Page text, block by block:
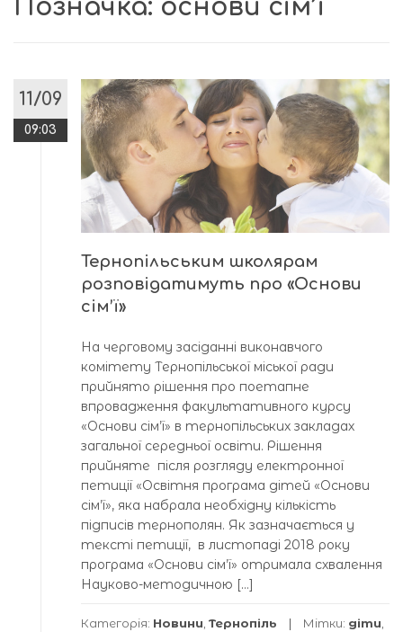
Позначка: основи сім’ї
11/09
09:03
Тернопільським школярам
розповідатимуть про «Основи
сім’ї»
На черговому засіданні виконавчого
комітету Тернопільської міської ради
прийнято рішення про поетапне
впровадження факультативного курсу
«Основи сім’ї» в тернопільських закладах
загальної середньої освіти. Рішення
прийняте після розгляду електронної
петиції «Освітня програма дітей «Основи
сім’ї», яка набрала необхідну кількість
підписів тернополян. Як зазначається у
тексті петиції, в листопаді 2018 року
програма «Основи сім’ї» отримала схвалення
Науково-методичною […]
Категорія: Новини, Тернопіль Мітки: діти,